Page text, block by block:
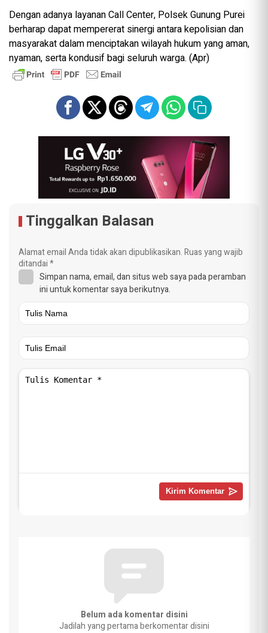
Dengan adanya layanan Call Center, Polsek Gunung Purei
berharap dapat mempererat sinergi antara kepolisian dan
masyarakat dalam menciptakan wilayah hukum yang aman,
nyaman, serta kondusif bagi seluruh warga. (Apr)
Tinggalkan Balasan
Alamat email Anda tidak akan dipublikasikan.Ruas yang wajib
ditandai*
Simpan nama, email, dan situs web saya pada peramban
ini untuk komentar saya berikutnya.
Belum ada komentar disini
Jadilah yang pertama berkomentar disini